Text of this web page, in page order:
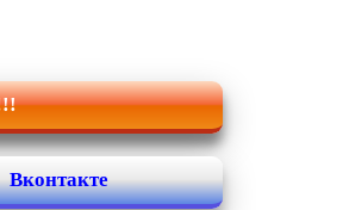
Вконтакте